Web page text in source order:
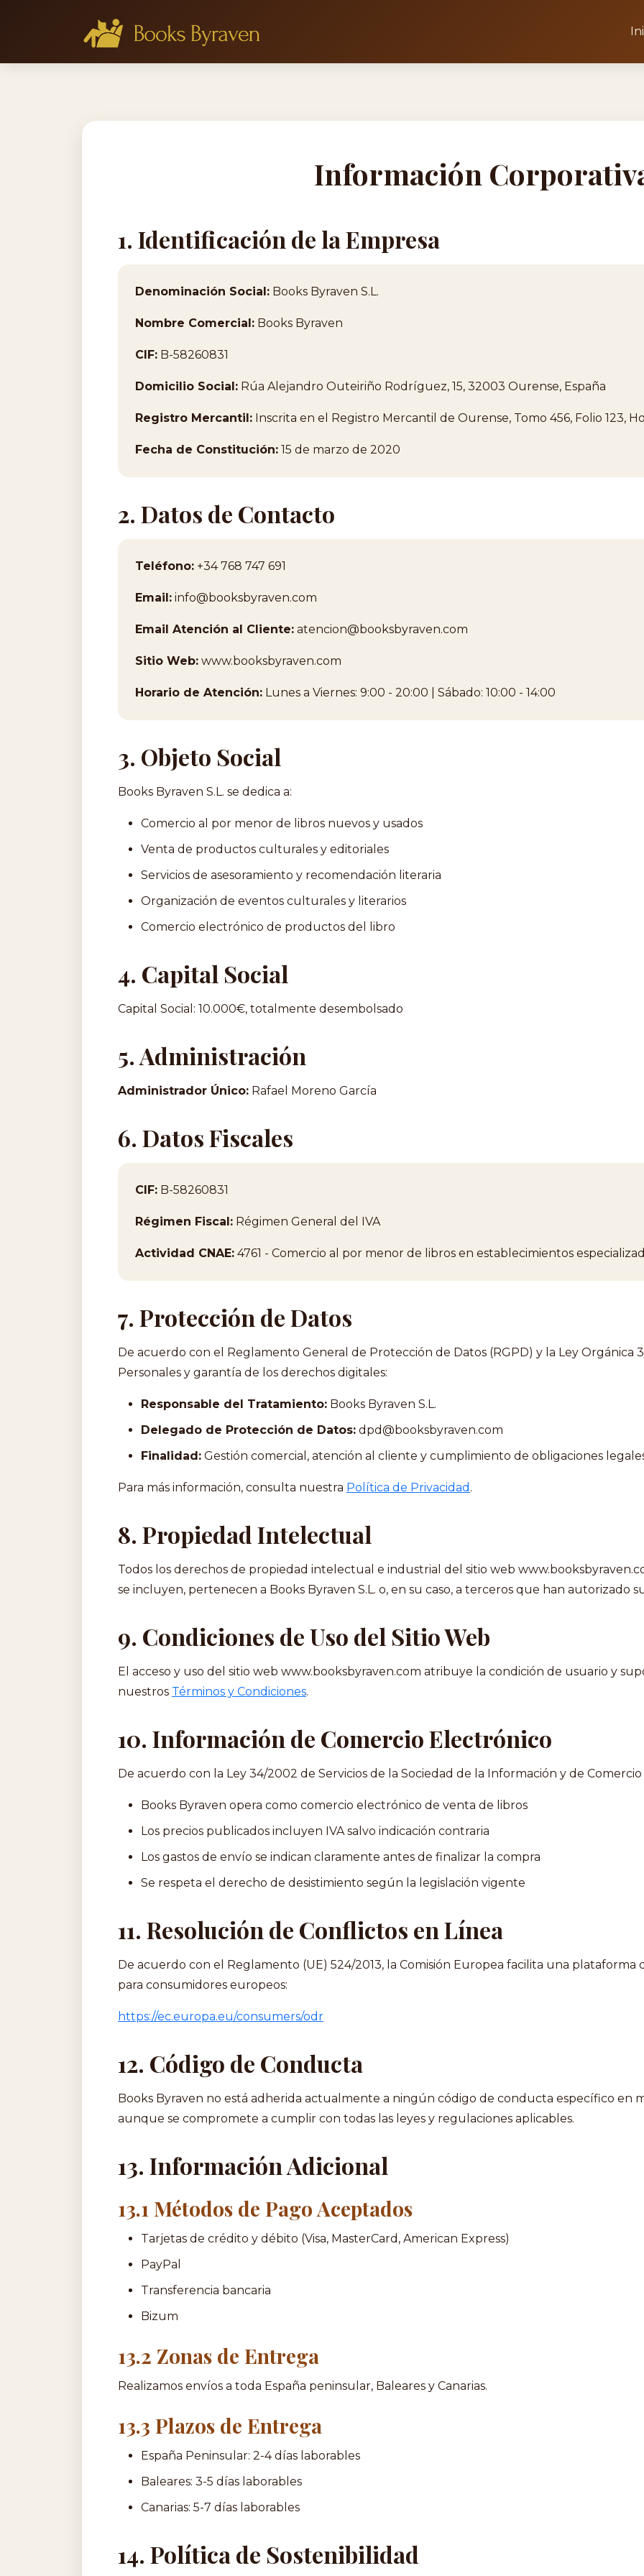
Información
1. Identificación de la Empresa
Denominación Social: Books Byraven S.L.
Nombre Comercial: Books Byraven
CIF: B-58260831
Domicilio Social: Rúa Alejandro Outeiriño Rodríguez, 15, 32003 Ourense, España
Registro Mercantil: Inscrita en el Registro Mercantil de Ourense, Tomo 456, Folio 123,
Fecha de Constitución: 15 de marzo de 2020
2. Datos de Contacto
Teléfono: +34 768 747 691
Email: info@booksbyraven.com
Email Atención al Cliente: atencion@booksbyraven.com
Sitio Web: www.booksbyraven.com
Horario de Atención: Lunes a Viernes: 9:00 - 20:00 | Sábado: 10:00 - 14:00
3. Objeto Social
Books Byraven S.L. se dedica a:
Comercio al por menor de libros nuevos y usados
Venta de productos culturales y editoriales
Servicios de asesoramiento y recomendación literaria
Organización de eventos culturales y literarios
Comercio electrónico de productos del libro
4. Capital Social
Capital Social: 10.000€, totalmente desembolsado
5. Administración
Administrador Único: Rafael Moreno García
6. Datos Fiscales
CIF: B-58260831
Régimen Fiscal: Régimen General del IVA
Actividad CNAE: 4761 - Comercio al por menor de libros en establecimientos
7. Protección de Datos
De acuerdo con el Reglamento General de Protección de Datos (RGPD) y la Ley Orgánica
Personales y garantía de los derechos digitales:
Responsable del Tratamiento: Books Byraven S.L.
Delegado de Protección de Datos: dpd@booksbyraven.com
Finalidad: Gestión comercial, atención al cliente y cumplimiento de obligaciones
Para más información, consulta nuestra Política de Privacidad .
8. Propiedad Intelectual
Todos los derechos de propiedad intelectual e industrial del sitio web
se incluyen, pertenecen a Books Byraven S.L. o, en su caso, a terceros que han autorizado
9. Condiciones de Uso del Sitio Web
El acceso y uso del sitio web www.booksbyraven.com atribuye la condición de usuario y
nuestros Términos y Condiciones.
10. Información de Comercio Electrónico
De acuerdo con la Ley 34/2002 de Servicios de la Sociedad de la Información y de Comercio
Books Byraven opera como comercio electrónico de venta de libros
Los precios publicados incluyen IVA salvo indicación contraria
Los gastos de envío se indican claramente antes de finalizar la compra
Se respeta el derecho de desistimiento según la legislación vigente
11. Resolución de Conflictos en Línea
De acuerdo con el Reglamento (UE) 524/2013, la Comisión Europea facilita una
para consumidores europeos:
https://ec.europa.eu/consumers/odr
12. Código de Conducta
Books Byraven no está adherida actualmente a ningún código de conducta específico en
aunque se compromete a cumplir con todas las leyes y regulaciones aplicables.
13. Información Adicional
13.1 Métodos de Pago Aceptados
Tarjetas de crédito y débito (Visa, MasterCard, American Express)
PayPal
Transferencia bancaria
Bizum
13.2 Zonas de Entrega
Realizamos envíos a toda España peninsular, Baleares y Canarias.
13.3 Plazos de Entrega
España Peninsular: 2-4 días laborables
Baleares: 3-5 días laborables
Canarias: 5-7 días laborables
14. Política de Sostenibilidad